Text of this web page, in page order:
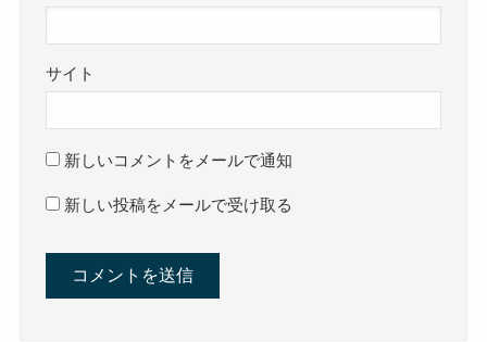
サイト
新しいコメントをメールで通知
新しい投稿をメールで受け取る